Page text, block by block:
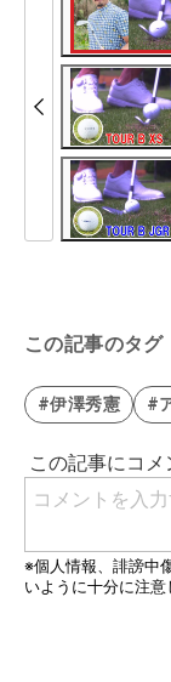
この記事のタグ
#伊澤秀憲 #